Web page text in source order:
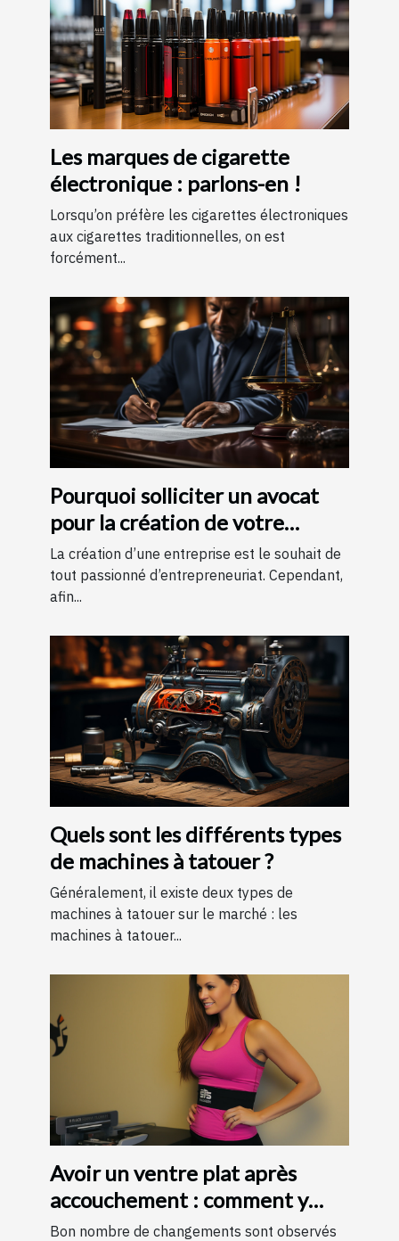
Les marques de cigarette
électronique : parlons-en !
Lorsqu’on préfère les cigarettes électroniques
aux cigarettes traditionnelles, on est
forcément...
Pourquoi solliciter un avocat
pour la création de votre
entreprise ?
La création d’une entreprise est le souhait de
tout passionné d’entrepreneuriat. Cependant,
afin...
Quels sont les différents types
de machines à tatouer ?
Généralement, il existe deux types de
machines à tatouer sur le marché : les
machines à tatouer...
Avoir un ventre plat après
accouchement : comment y
parvenir ?
Bon nombre de changements sont observés